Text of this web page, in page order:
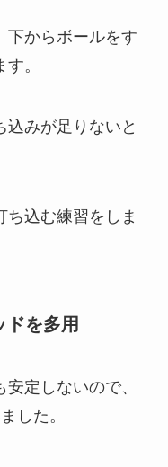
下からボールをす
。
込みが足りないと
ち込む練習をしま
ドを多用
定しないので、
した。